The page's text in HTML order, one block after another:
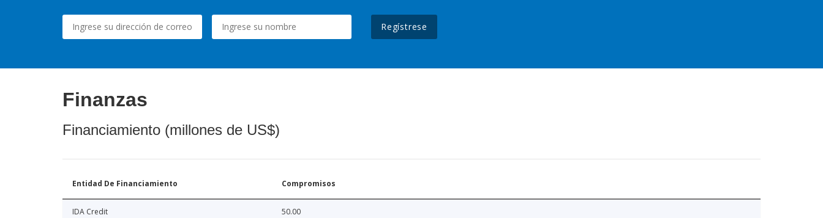
Regístrese
Finanzas
Financiamiento (millones de US$)
Entidad De Financiamiento Compromisos
IDA Credit 50.00